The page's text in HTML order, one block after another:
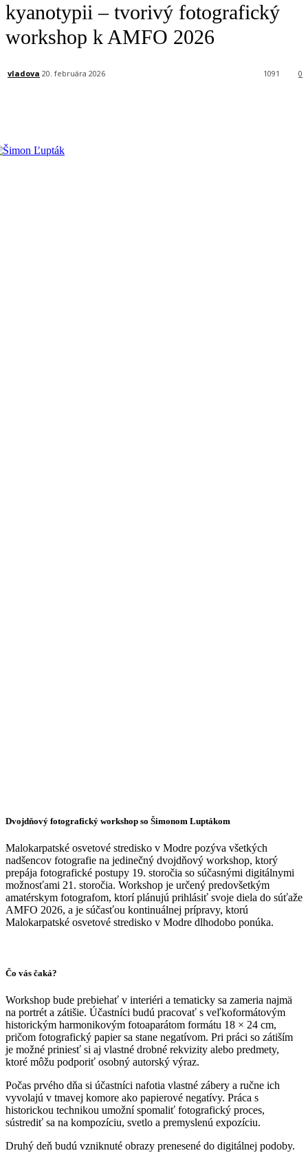
kyanotypii – tvorivý fotografický
workshop k AMFO 2026
vladova 20. februára 2026 0
1091
Dvojdňový fotografický workshop so Šimonom Luptákom
Malokarpatské osvetové stredisko v Modre pozýva všetkých
nadšencov fotografie na jedinečný dvojdňový workshop, ktorý
prepája fotografické postupy 19. storočia so súčasnými digitálnymi
možnosťami 21. storočia. Workshop je určený predovšetkým
amatérskym fotografom, ktorí plánujú prihlásiť svoje diela do súťaže
AMFO 2026, a je súčasťou kontinuálnej prípravy, ktorú
Malokarpatské osvetové stredisko v Modre dlhodobo ponúka.
Čo vás čaká?
Workshop bude prebiehať v interiéri a tematicky sa zameria najmä
na portrét a zátišie. Účastníci budú pracovať s veľkoformátovým
historickým harmonikovým fotoaparátom formátu 18 × 24 cm,
pričom fotografický papier sa stane negatívom. Pri práci so zátiším
je možné priniesť si aj vlastné drobné rekvizity alebo predmety,
ktoré môžu podporiť osobný autorský výraz.
Počas prvého dňa si účastníci nafotia vlastné zábery a ručne ich
vyvolajú v tmavej komore ako papierové negatívy. Práca s
historickou technikou umožní spomaliť fotografický proces,
sústrediť sa na kompozíciu, svetlo a premyslenú expozíciu.
Druhý deň budú vzniknuté obrazy prenesené do digitálnej podoby.